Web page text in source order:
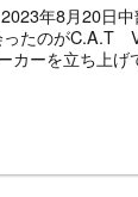
ったのがC.A.T